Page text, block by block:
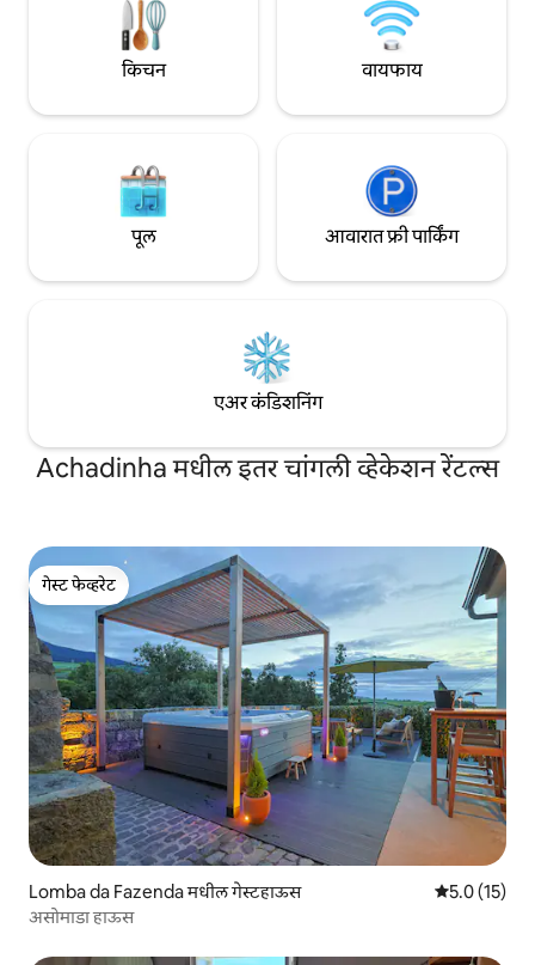
किचन वायफाय
पूल आवारात फ्री पार्किंग
एअर कंडिशनिंग
Achadinha मधील इतर चांगली व्हेकेशन रेंटल्स
गेस्ट फेव्हरेट
गेस्ट फेव्हरेट
Lomba da Fazenda मधील गेस्टहाऊस 5 पैकी 5.0
5.0 (15)
असोमाडा हाऊस